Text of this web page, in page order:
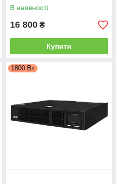
В наявності
16 800 ₴
Купити
1800 Вт